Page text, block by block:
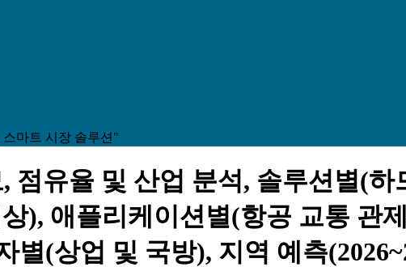
마트 시장 솔루션"
점유율 및 산업 분석, 솔루션별(하
), 애플리케이션별(항공 교통 관
별(상업 및 국방), 지역 예측